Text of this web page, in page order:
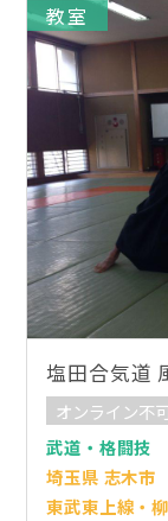
教室
塩田合気
オンライン不
武道・格闘技
埼玉県 志木市
東武東上線・